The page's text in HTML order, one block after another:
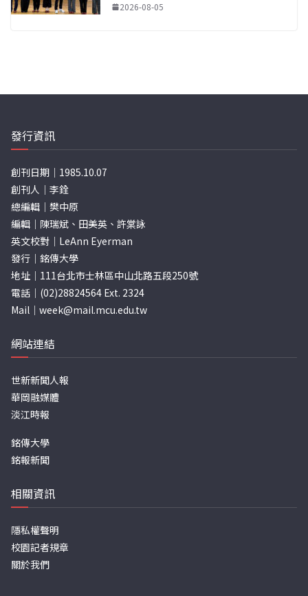
2026-08-05
發行資訊
創刊日期｜1985.10.07
創刊人｜李銓
總編輯｜樊中原
編輯｜陳瑞斌、田美英、許棠詠
英文校對｜LeAnn Eyerman
發行｜銘傳大學
地址｜111台北市士林區中山北路五段250號
電話｜(02)28824564 Ext. 2324
Mail｜ week@mail.mcu.edu.tw
網站連結
世新新聞人報
華岡融媒體
淡江時報
銘傳大學
銘報新聞
相關資訊
隱私權聲明
校園記者規章
關於我們